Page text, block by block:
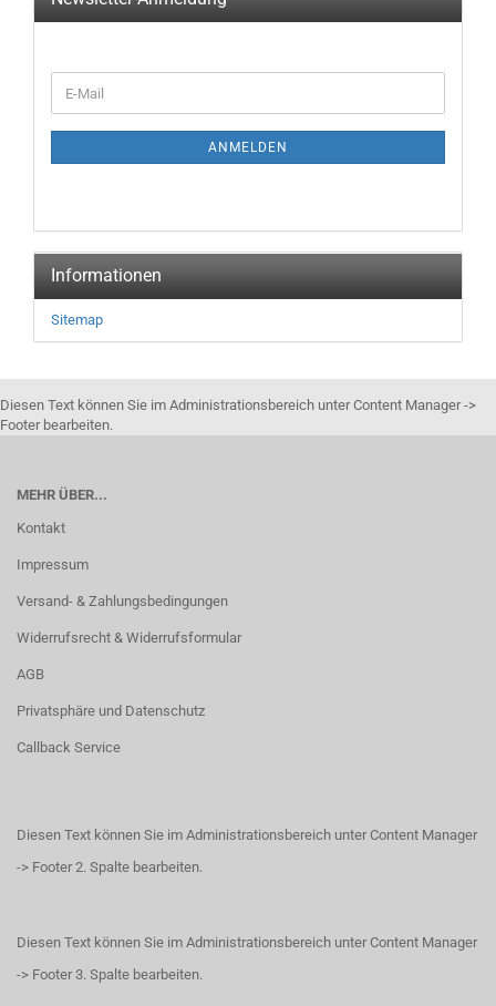
ZUR
E-
Mail
ANMELDEN
Informationen
Sitemap
Diesen Text können Sie im Administrationsbereich unter Content Manager ->
Footer bearbeiten.
MEHR ÜBER...
Kontakt
Impressum
Versand- & Zahlungsbedingungen
Widerrufsrecht & Widerrufsformular
AGB
Privatsphäre und Datenschutz
Callback Service
Diesen Text können Sie im Administrationsbereich unter Content Manager
-> Footer 2. Spalte bearbeiten.
Diesen Text können Sie im Administrationsbereich unter Content Manager
-> Footer 3. Spalte bearbeiten.